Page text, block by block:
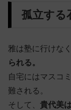
孤立する
雅は塾に行けなく
られる。
自宅にはマスコ
難される。
そして、 貴代美